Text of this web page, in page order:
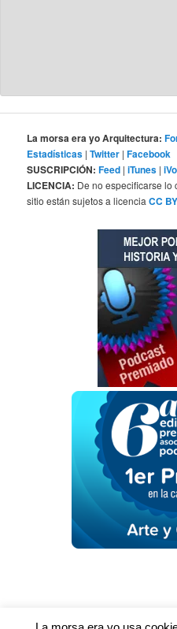
La morsa era yo Arquitectura:
Estadísticas |Twitter |Facebook
SUSCRIPCIÓN: Feed |iTunes |
LICENCIA: De no especificarse lo
sitio están sujetos a licenciaCC
Funciona